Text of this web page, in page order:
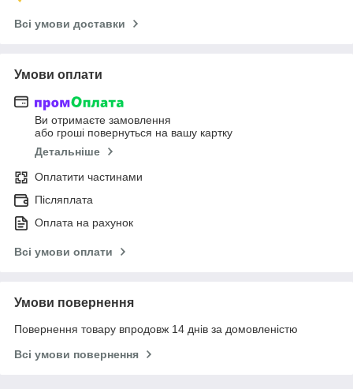
Всі умови доставки
Умови оплати
Ви отримаєте замовлення
або гроші повернуться на вашу картку
Детальніше
Оплатити частинами
Післяплата
Оплата на рахунок
Всі умови оплати
Умови повернення
Повернення товару впродовж 14 днів за домовленістю
Всі умови повернення